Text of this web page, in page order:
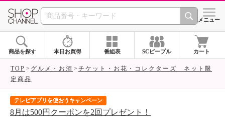
SHOP CHANNEL シメニュー
商品を探す 本日お買得 番組表 SCピープル カート
TOP グルメ・お酒
チケット・お花・コレクターズ ネット限
定商品
テレビアプリを使おうキャンペーン
8月は500円クーポンを2回プレゼント！